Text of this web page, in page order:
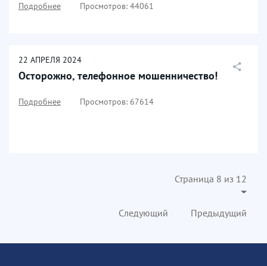
Подробнее Просмотров: 44061
22 АПРЕЛЯ 2024
Осторожно, телефонное мошенничество!
Подробнее Просмотров: 67614
Страница 8 из 12
Предыдущий
Следующий